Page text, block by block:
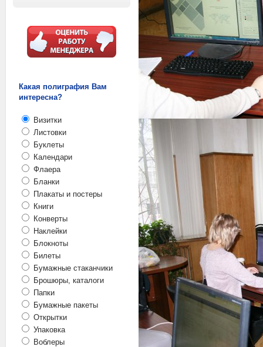
Какая полиграфия Вам
интересна?
Визитки
Листовки
Буклеты
Календари
Флаера
Бланки
Плакаты и постеры
Книги
Конверты
Наклейки
Блокноты
Билеты
Бумажные стаканчики
Брошюры, каталоги
Папки
Бумажные пакеты
Открытки
Упаковка
Воблеры